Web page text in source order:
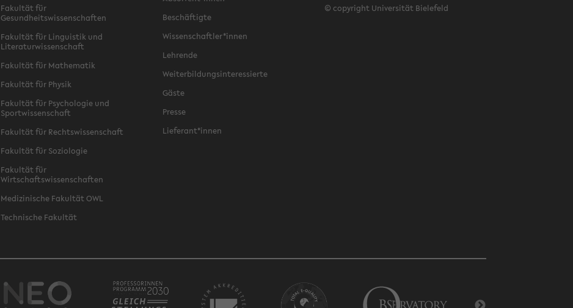
Fakultät für
Gesundheitswissenschaften
Fakultät für Linguistik und
Literaturwissenschaft
Fakultät für Mathematik
Fakultät für Physik
Fakultät für Psychologie und
Sportwissenschaft
Fakultät für Rechtswissenschaft
Fakultät für Soziologie
Fakultät für
Wirtschaftswissenschaften
Medizinische Fakultät OWL
Technische Fakultät
Beschäftigte
Wissenschaftler*innen
Lehrende
Weiterbildungsinteressierte
Gäste
Presse
Lieferant*innen
© copyright Universität Bielefeld